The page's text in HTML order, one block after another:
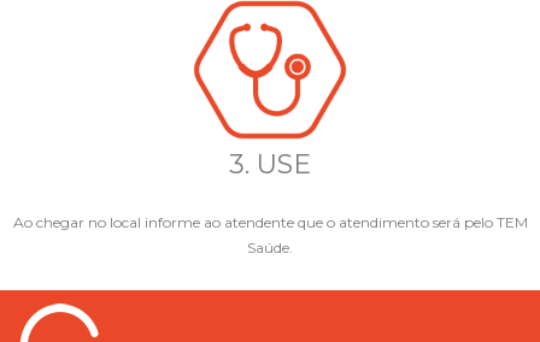
3. USE
Ao chegar no local informe ao atendente que o atendimento será pelo TEM
Saúde.